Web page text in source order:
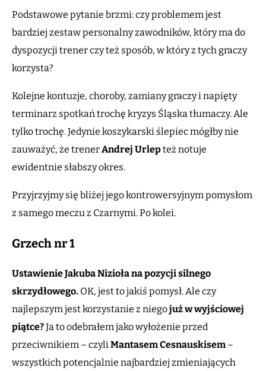
Podstawowe pytanie brzmi: czy problemem jest
bardziej zestaw personalny zawodników, który ma do
dyspozycji trener czy też sposób, w który z tych graczy
korzysta?
Kolejne kontuzje, choroby, zamiany graczy i napięty
terminarz spotkań trochę kryzys Śląska tłumaczy. Ale
tylko trochę. Jedynie koszykarski ślepiec mógłby nie
zauważyć, że trenerAndrej Urlepteż notuje
ewidentnie słabszy okres.
Przyjrzyjmy się bliżej jego kontrowersyjnym pomysłom
z samego meczu z Czarnymi. Po kolei.
Grzech nr 1
Ustawienie Jakuba Nizioła na pozycji silnego
skrzydłowego. OK, jest to jakiś pomysł. Ale czy
najlepszym jest korzystanie z niegojuż w wyjściowej
piątce?Ja to odebrałem jako wyłożenie przed
przeciwnikiem – czyliMantasem Cesnauskisem–
wszystkich potencjalnie najbardziej zmieniających